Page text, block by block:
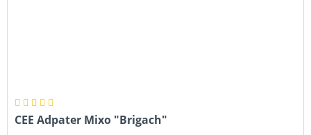
CEE Adpater Mixo "Brigach"